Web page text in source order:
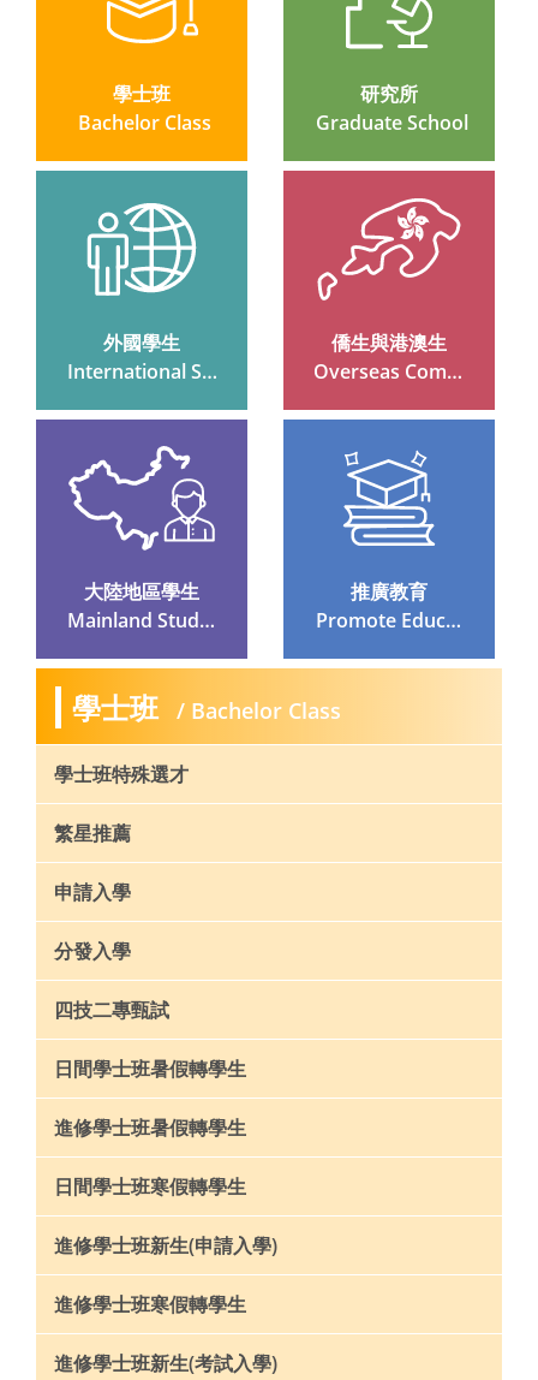
學士班
Bachelor Class
研究所
Graduate School
外國學生
International Stu
僑生與港澳生
Overseas Compa
Tudents
大陸地區學生
Mainland Studen
推廣教育
Promote Educati
學士班 / Bachelor Class
學士班特殊選才
繁星推薦
申請入學
分發入學
四技二專甄試
日間學士班暑假轉學生
進修學士班暑假轉學生
日間學士班寒假轉學生
進修學士班新生(申請入學)
進修學士班寒假轉學生
進修學士班新生(考試入學)